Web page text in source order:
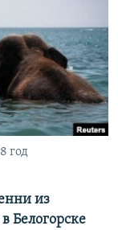
год
из
Белогорске